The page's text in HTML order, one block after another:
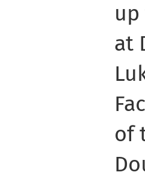
at
of